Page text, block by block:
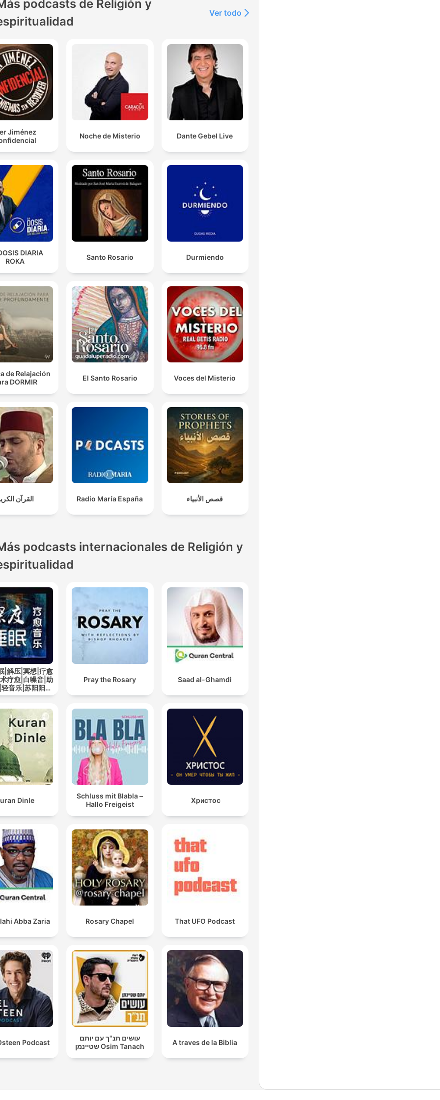
podcasts de Religión y
Ver todo
Jiménez
Noche de Misterio Dante Gebel Live
DIARIA
ROKA
Santo Rosario Durmiendo
de Relajación
DORMIR
El Santo Rosario Voces del Misterio
القرآن Radio María España قصص الأنبياء
podcasts internacionales de Religión y
|解压|冥想|疗愈
疗愈|白噪音|助
音乐|苏阳阳频
道
Pray the Rosary Saad al-Ghamdi
Dinle
Schluss mit Blabla –
Hallo Freigeist
Христос
Abba Zaria Rosary Chapel That UFO Podcast
Podcast
עושים תנ"ך עם יותם
שטיינמן Osim Tanach
A traves de la Biblia